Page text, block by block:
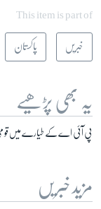
This item is part of
خبریں پاکستان
یہ بھی پڑھیے
پی آئی اے کے طیارے میں قومی
مزید خبریں